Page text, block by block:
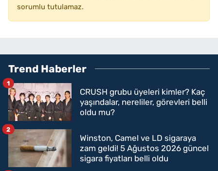
sorumlu tutulamaz.
Trend Haberler
CRUSH grubu üyeleri kimler? Kaç
yaşındalar, nereliler, görevleri belli
oldu mu?
1
Winston, Camel ve LD sigaraya
zam geldi! 5 Ağustos 2026 güncel
sigara fiyatları belli oldu
2